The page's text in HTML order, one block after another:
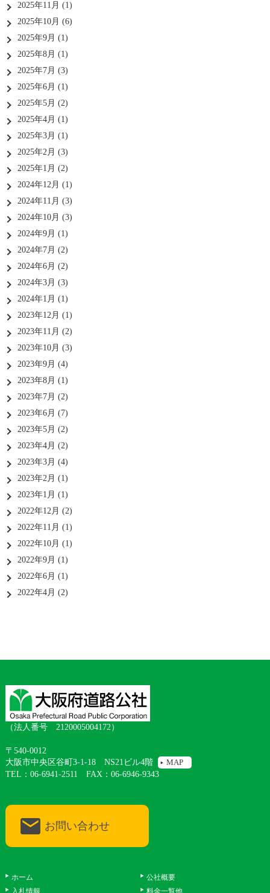
2025年11月 (1)
2025年10月 (6)
2025年9月 (1)
2025年8月 (1)
2025年7月 (3)
2025年6月 (1)
2025年5月 (2)
2025年4月 (1)
2025年3月 (1)
2025年2月 (3)
2025年1月 (2)
2024年12月 (1)
2024年11月 (3)
2024年10月 (3)
2024年9月 (1)
2024年7月 (2)
2024年6月 (2)
2024年3月 (3)
2024年1月 (1)
2023年12月 (1)
2023年11月 (2)
2023年10月 (3)
2023年9月 (4)
2023年8月 (1)
2023年7月 (2)
2023年6月 (7)
2023年5月 (2)
2023年4月 (2)
2023年3月 (4)
2023年2月 (1)
2023年1月 (1)
2022年12月 (2)
2022年11月 (1)
2022年10月 (1)
2022年9月 (1)
2022年6月 (1)
2022年4月 (2)
（法人番号 2120005004172）
〒540-0012
大阪市中央区谷町3-1-18 NS21ビル4階
MAP
TEL：06-6941-2511 FAX：06-6946-9343
お問い合わせ
ホーム
公社概要
入札情報
料金一覧他